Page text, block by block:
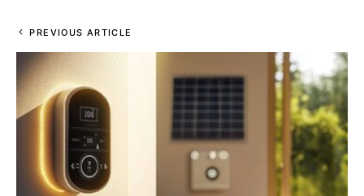
PREVIOUS ARTICLE